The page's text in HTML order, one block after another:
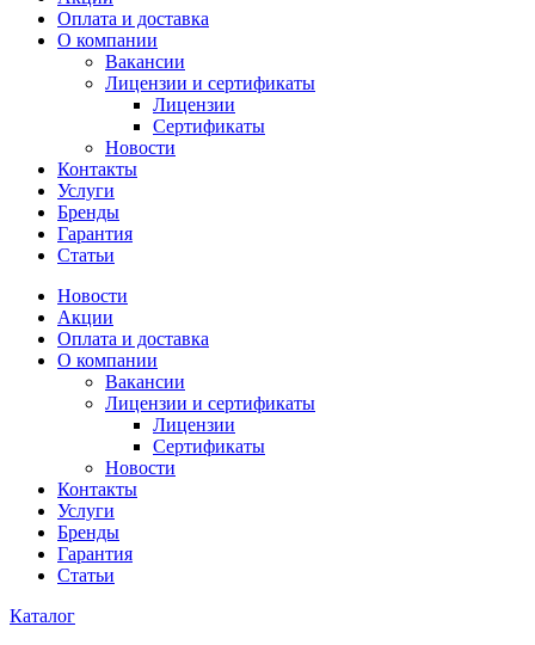
Оплата и доставка
О компании
Вакансии
Лицензии и сертификаты
Лицензии
Сертификаты
Новости
Контакты
Услуги
Бренды
Гарантия
Статьи
Новости
Акции
Оплата и доставка
О компании
Вакансии
Лицензии и сертификаты
Лицензии
Сертификаты
Новости
Контакты
Услуги
Бренды
Гарантия
Статьи
Каталог